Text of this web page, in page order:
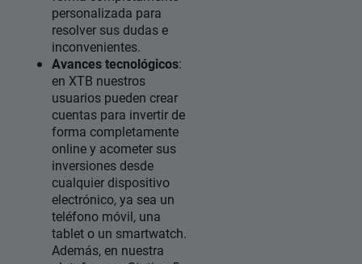
personalizada para
resolver sus dudas e
inconvenientes.
Avances tecnológicos:
en XTB nuestros
usuarios pueden crear
cuentas para invertir de
forma completamente
online y acometer sus
inversiones desde
cualquier dispositivo
electrónico, ya sea un
teléfono móvil, una
tablet o un smartwatch.
Además, en nuestra